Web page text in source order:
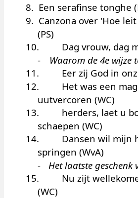
8. Een serafinse tonghe
9. Canzona over 'Hoe
(PS)
10.
Dag vrouw, dag
-
Waarom de 4e wijze
11.
Eer zij God in
12.
Het was een
uutvercoren (WC)
13.
herders, laet u
schaepen (WC)
14.
Dansen wil mijn
springen (WvA)
-
Het laatste geschenk
15.
Nu zijt
(WC)